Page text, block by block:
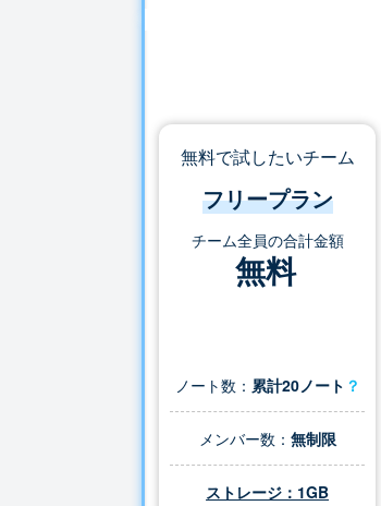
無料で試したいチーム
フリープラン
チーム全員の合計金額
無料
ノート数： 累計20ノート ？
メンバー数： 無制限
ストレージ：1GB